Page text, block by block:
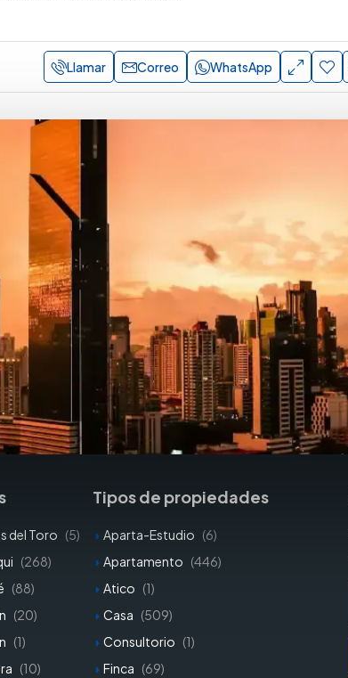
Llamar Correo WhatsApp
del Toro (5)
(268)
(88)
(20)
(1)
(10)
Tipos de propiedades
Aparta-Estudio (6)
Apartamento (446)
Atico (1)
Casa (509)
Consultorio (1)
Finca (69)